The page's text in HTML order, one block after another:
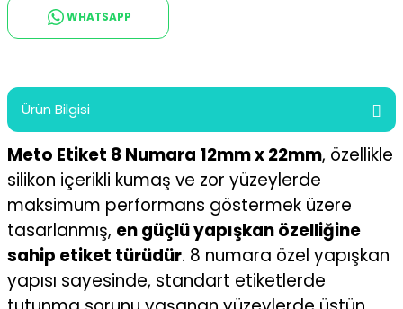
WHATSAPP
Ürün Bilgisi
Meto Etiket 8 Numara 12mm x 22mm, özellikle
silikon içerikli kumaş ve zor yüzeylerde
maksimum performans göstermek üzere
tasarlanmış, en güçlü yapışkan özelliğine
sahip etiket türüdür. 8 numara özel yapışkan
yapısı sayesinde, standart etiketlerde